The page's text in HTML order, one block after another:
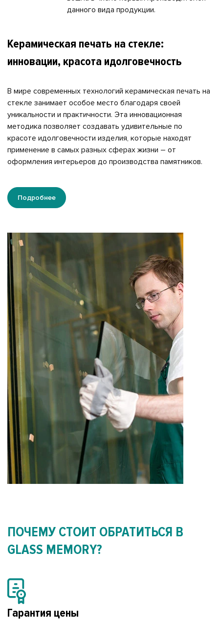
данного вида продукции.
Керамическая печать на стекле:
инновации, красота идолговечность
В мире современных технологий керамическая печать на
стекле занимает особое место благодаря своей
уникальности и практичности. Эта инновационная
методика позволяет создавать удивительные по
красоте идолговечности изделия, которые находят
применение в самых разных сферах жизни – от
оформления интерьеров до производства памятников.
Подробнее
ПОЧЕМУ СТОИТ ОБРАТИТЬСЯ В
GLASS MEMORY?
Гарантия цены